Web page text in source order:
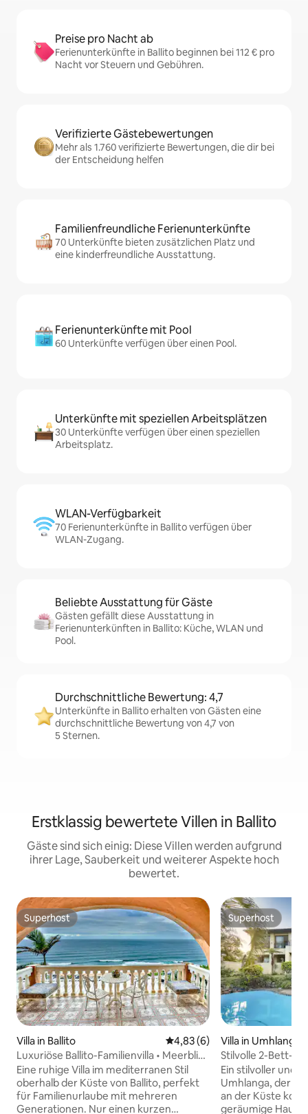
Preise pro Nacht ab
Ferienunterkünfte in Ballito beginnen bei 112 € pro
Nacht vor Steuern und Gebühren.
Verifizierte Gästebewertungen
Mehr als 1.760 verifizierte Bewertungen, die dir bei
der Entscheidung helfen
Familienfreundliche Ferienunterkünfte
70 Unterkünfte bieten zusätzlichen Platz und
eine kinderfreundliche Ausstattung.
Ferienunterkünfte mit Pool
60 Unterkünfte verfügen über einen Pool.
Unterkünfte mit speziellen Arbeitsplätzen
30 Unterkünfte verfügen über einen speziellen
Arbeitsplatz.
WLAN-Verfügbarkeit
70 Ferienunterkünfte in Ballito verfügen über
WLAN-Zugang.
Beliebte Ausstattung für Gäste
Gästen gefällt diese Ausstattung in
Ferienunterkünften in Ballito: Küche, WLAN und
Pool.
Durchschnittliche Bewertung: 4,7
Unterkünfte in Ballito erhalten von Gästen eine
durchschnittliche Bewertung von 4,7 von
5 Sternen.
Erstklassig bewertete Villen in Ballito
Gäste sind sich einig: Diese Villen werden aufgrund
ihrer Lage, Sauberkeit und weiterer Aspekte hoch
bewertet.
Superhost
Superhost
Villa in Ballito Durchschnittliche
4,83 (6)
Luxuriöse Ballito-Familienvilla • Meerblick
& Pool
Eine ruhige Villa im mediterranen Stil
oberhalb der Küste von Ballito, perfekt
für Familienurlaube mit mehreren
Generationen. Nur einen kurzen
Superhost
Superhost
Villa in Umhlanga
Stilvolle 2-Bett-
Pool & Terrasse
Ein stilvoller und
Umhlanga, der
an der Küste
geräumige Haus